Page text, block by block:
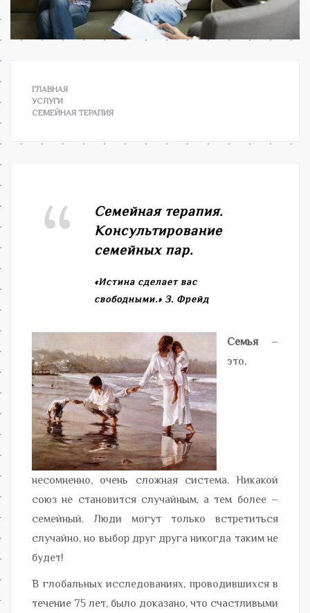
ГЛАВНАЯ
УСЛУГИ
СЕМЕЙНАЯ ТЕРАПИЯ
Семейная терапия.
Консультирование
семейных пар.
«Истина сделает вас
свободными.» З. Фрейд
Семья–
это,
несомненно, очень сложная система. Никакой
союз не становится случайным, а тем более –
семейный. Люди могут только встретиться
случайно, но выбор друг друга никогда таким не
будет!
В глобальных исследованиях, проводившихся в
течение 75 лет, было доказано, что счастливыми